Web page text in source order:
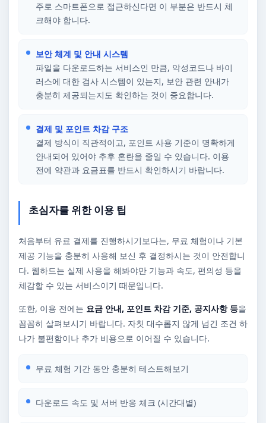
주로 스마트폰으로 접근하신다면 이 부분은 반드시 체
크해야 합니다.
보안 체계 및 안내 시스템
파일을 다운로드하는 서비스인 만큼, 악성코드나 바이
러스에 대한 검사 시스템이 있는지, 보안 관련 안내가
충분히 제공되는지도 확인하는 것이 중요합니다.
결제 및 포인트 차감 구조
결제 방식이 직관적이고, 포인트 사용 기준이 명확하게
안내되어 있어야 추후 혼란을 줄일 수 있습니다. 이용
전에 약관과 요금표를 반드시 확인하시기 바랍니다.
초심자를 위한 이용 팁
처음부터 유료 결제를 진행하시기보다는, 무료 체험이나 기본
제공 기능을 충분히 사용해 보신 후 결정하시는 것이 안전합니
다. 웹하드는 실제 사용을 해봐야만 기능과 속도, 편의성 등을
체감할 수 있는 서비스이기 때문입니다.
또한, 이용 전에는 요금 안내, 포인트 차감 기준, 공지사항 등을
꼼꼼히 살펴보시기 바랍니다. 자칫 대수롭지 않게 넘긴 조건 하
나가 불편함이나 추가 비용으로 이어질 수 있습니다.
무료 체험 기간 동안 충분히 테스트해보기
다운로드 속도 및 서버 반응 체크 (시간대별)